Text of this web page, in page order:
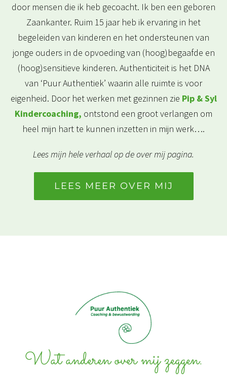
door mensen die ik heb gecoacht. Ik ben een geboren
Zaankanter. Ruim 15 jaar heb ik ervaring in het
begeleiden van kinderen en het ondersteunen van
jonge ouders in de opvoeding van (hoog)begaafde en
(hoog)sensitieve kinderen. Authenticiteit is het DNA
van ‘Puur Authentiek’ waarin alle ruimte is voor
eigenheid. Door het werken met gezinnen zie Pip & Syl
Kindercoaching, ontstond een groot verlangen om
heel mijn hart te kunnen inzetten in mijn werk….
Lees mijn hele verhaal op de over mij pagina.
LEES MEER OVER MIJ
Wat anderen over mij zeggen.